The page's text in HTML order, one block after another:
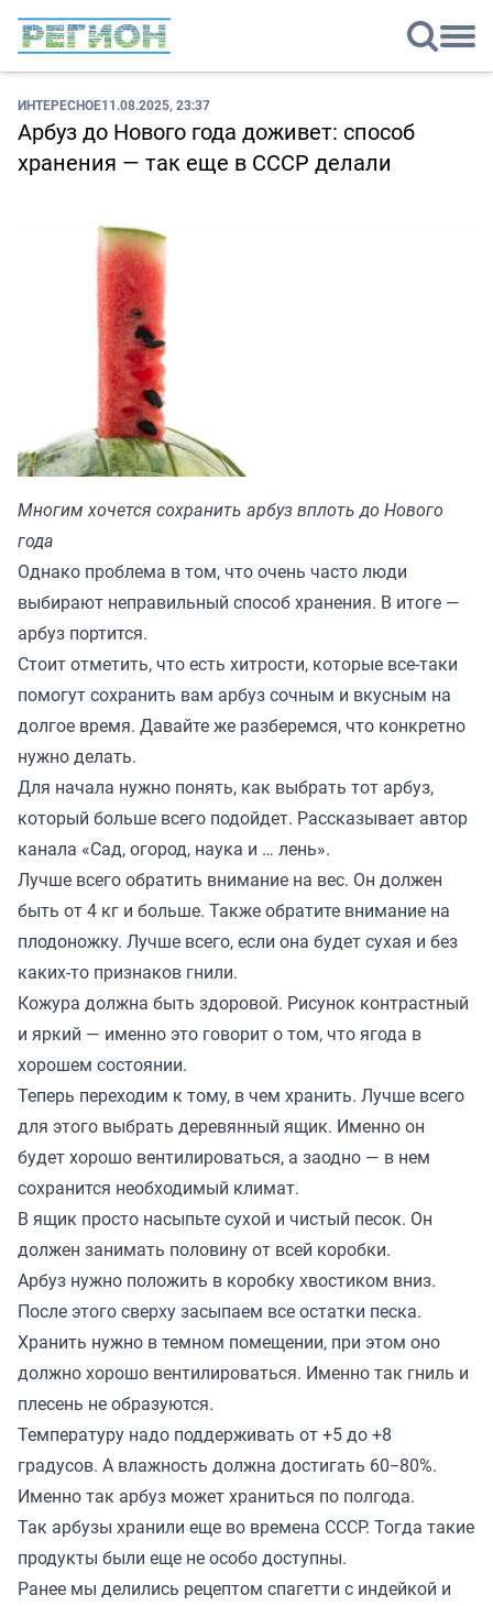
ИНТЕРЕСНОЕ11.08.2025, 23:37
Арбуз до Нового года доживет: способ
хранения — так еще в СССР делали
Многим хочется сохранить арбуз вплоть до Нового
года
Однако проблема в том, что очень часто люди
выбирают неправильный способ хранения. В итоге —
арбуз портится.
Стоит отметить, что есть хитрости, которые все-таки
помогут сохранить вам арбуз сочным и вкусным на
долгое время. Давайте же разберемся, что конкретно
нужно делать.
Для начала нужно понять, как выбрать тот арбуз,
который больше всего подойдет. Рассказывает автор
канала «Сад, огород, наука и … лень».
Лучше всего обратить внимание на вес. Он должен
быть от 4 кг и больше. Также обратите внимание на
плодоножку. Лучше всего, если она будет сухая и без
каких-то признаков гнили.
Кожура должна быть здоровой. Рисунок контрастный
и яркий — именно это говорит о том, что ягода в
хорошем состоянии.
Теперь переходим к тому, в чем хранить. Лучше всего
для этого выбрать деревянный ящик. Именно он
будет хорошо вентилироваться, а заодно — в нем
сохранится необходимый климат.
В ящик просто насыпьте сухой и чистый песок. Он
должен занимать половину от всей коробки.
Арбуз нужно положить в коробку хвостиком вниз.
После этого сверху засыпаем все остатки песка.
Хранить нужно в темном помещении, при этом оно
должно хорошо вентилироваться. Именно так гниль и
плесень не образуются.
Температуру надо поддерживать от +5 до +8
градусов. А влажность должна достигать 60−80%.
Именно так арбуз может храниться по полгода.
Так арбузы хранили еще во времена СССР. Тогда такие
продукты были еще не особо доступны.
Ранее мы делились рецептом спагетти с индейкой и